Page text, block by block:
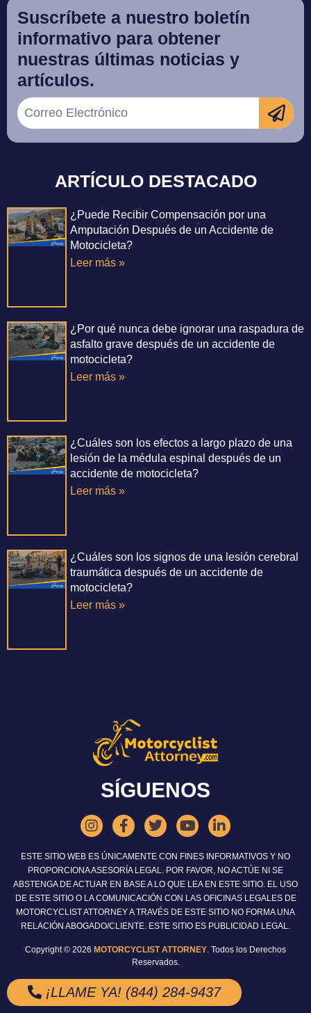
Suscríbete a nuestro boletín
informativo para obtener
nuestras últimas noticias y
artículos.
ARTÍCULO DESTACADO
¿Puede Recibir Compensación por una
Amputación Después de un Accidente de
Motocicleta?
Leer más »
¿Por qué nunca debe ignorar una raspadura de
asfalto grave después de un accidente de
motocicleta?
Leer más »
¿Cuáles son los efectos a largo plazo de una
lesión de la médula espinal después de un
accidente de motocicleta?
Leer más »
¿Cuáles son los signos de una lesión cerebral
traumática después de un accidente de
motocicleta?
Leer más »
SÍGUENOS
ESTE SITIO WEB ES ÚNICAMENTE CON FINES INFORMATIVOS Y NO
PROPORCIONA ASESORÍA LEGAL. POR FAVOR, NO ACTÚE NI SE
ABSTENGA DE ACTUAR EN BASE A LO QUE LEA EN ESTE SITIO. EL USO
DE ESTE SITIO O LA COMUNICACIÓN CON LAS OFICINAS LEGALES DE
MOTORCYCLIST ATTORNEY A TRAVÉS DE ESTE SITIO NO FORMA UNA
RELACIÓN ABOGADO/CLIENTE. ESTE SITIO ES PUBLICIDAD LEGAL.
Copyright © 2026 MOTORCYCLIST ATTORNEY. Todos los Derechos
Reservados.
¡LLAME YA! (844) 284-9437